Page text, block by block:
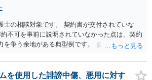
士の相談対象です。 契約書が交付されていな
不可を事前に説明されていなかった点は、契約
を争う余地がある典型例です。 まずは、運営と
か。 また同時並行で（もしまだされていないの
意思の明確化はしておくべきだと考えます。
を使用した誹謗中傷、悪用に対す